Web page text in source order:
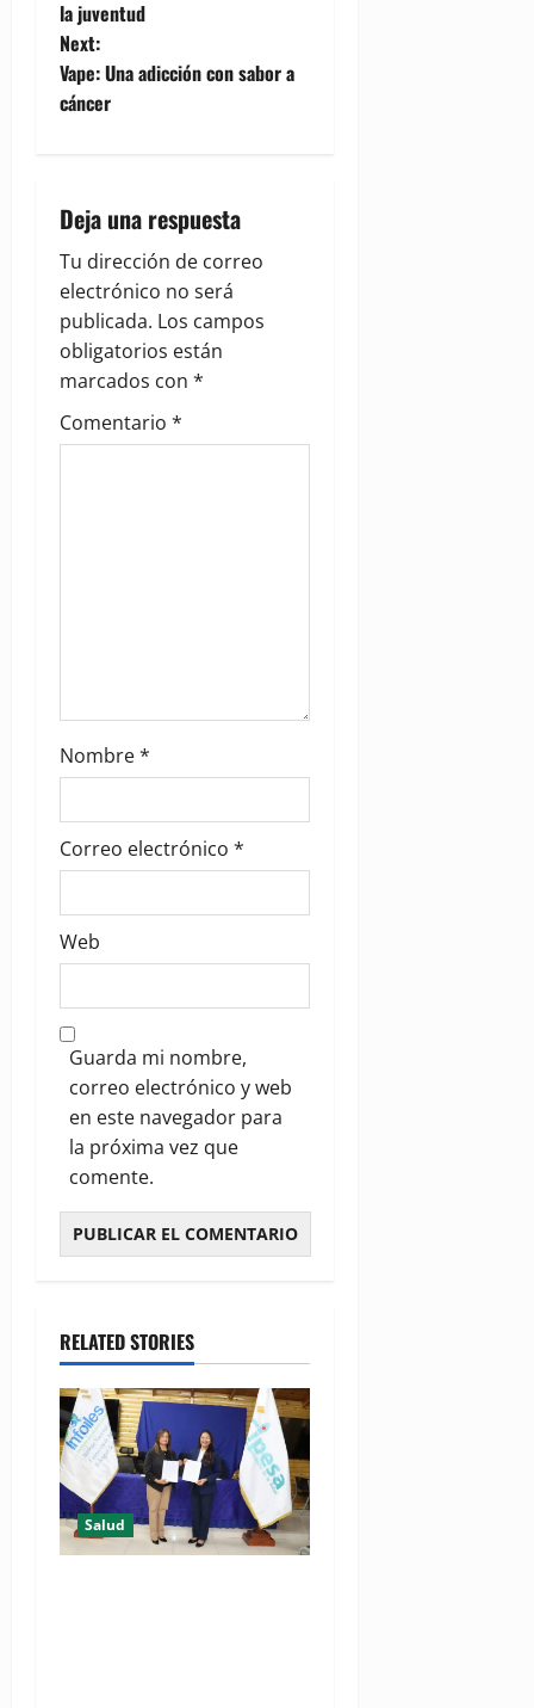
s
t
v
i
g
a
t
la juventud
Next:
Vape: Una adicción con sabor a
cáncer
Deja una respuesta
Tu dirección de correo
electrónico no será
publicada. Los campos
obligatorios están
marcados con *
Comentario *
Nombre*
Correo electrónico *
Web
Guarda mi nombre,
correo electrónico y web
en este navegador para
la próxima vez que
comente.
RELATED STORIES
Salud